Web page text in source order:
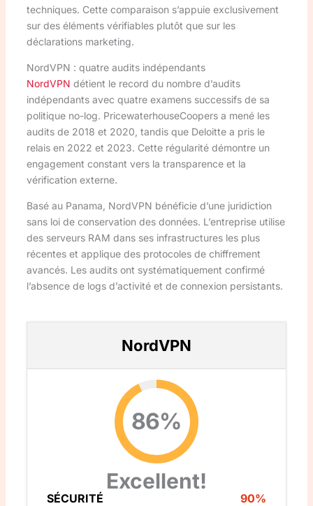
techniques. Cette comparaison s’appuie exclusivement
sur des éléments vérifiables plutôt que sur les
déclarations marketing.
NordVPN : quatre audits indépendants
NordVPN détient le record du nombre d’audits
indépendants avec quatre examens successifs de sa
politique no-log. PricewaterhouseCoopers a mené les
audits de 2018 et 2020, tandis que Deloitte a pris le
relais en 2022 et 2023. Cette régularité démontre un
engagement constant vers la transparence et la
vérification externe.
Basé au Panama, NordVPN bénéficie d’une juridiction
sans loi de conservation des données. L’entreprise utilise
des serveurs RAM dans ses infrastructures les plus
récentes et applique des protocoles de chiffrement
avancés. Les audits ont systématiquement confirmé
l’absence de logs d’activité et de connexion persistants.
NordVPN
86%
Excellent!
SÉCURITÉ 90%